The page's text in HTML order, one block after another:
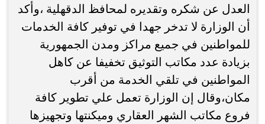
العدل عن شكره وتقديره لمحافظ الدقهلية ،وأكد
أن الوزارة لا تدخر جهدا في توفير كافة الخدمات
للمواطنين في جميع مراكز ومدن الجمهورية
بزيادة عدد مكاتب التوثيق تخفيفا عن كاهل
المواطنين في تلقي الخدمة من أقرب
مكان،وقال إن الوزارة تعمل علي تطوير كافة
فروع مكاتب الشهر العقاري وميكنتها وتجهيزها